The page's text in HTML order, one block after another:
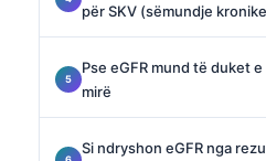
për SKV (sëmundje
Pse eGFR mund të duket
mirë
Si ndryshon eGFR nga